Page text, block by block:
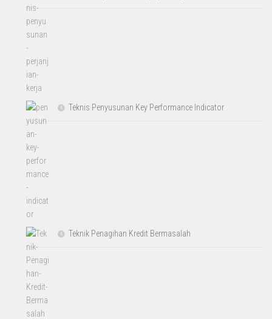
Teknis Penyusunan Key Performance Indicator
Teknik Penagihan Kredit Bermasalah